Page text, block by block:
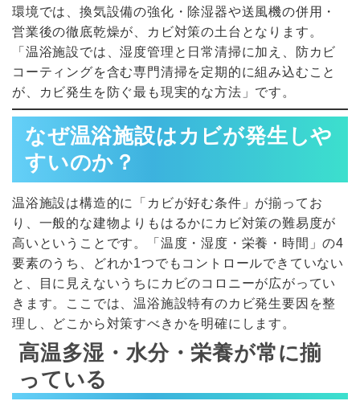
環境では、換気設備の強化・除湿器や送風機の併用・
営業後の徹底乾燥が、カビ対策の土台となります。
「温浴施設では、湿度管理と日常清掃に加え、防カビ
コーティングを含む専門清掃を定期的に組み込むこと
が、カビ発生を防ぐ最も現実的な方法」です。
なぜ温浴施設はカビが発生しや
すいのか？
温浴施設は構造的に「カビが好む条件」が揃ってお
り、一般的な建物よりもはるかにカビ対策の難易度が
高いということです。「温度・湿度・栄養・時間」の4
要素のうち、どれか1つでもコントロールできていない
と、目に見えないうちにカビのコロニーが広がってい
きます。ここでは、温浴施設特有のカビ発生要因を整
理し、どこから対策すべきかを明確にします。
高温多湿・水分・栄養が常に揃
っている